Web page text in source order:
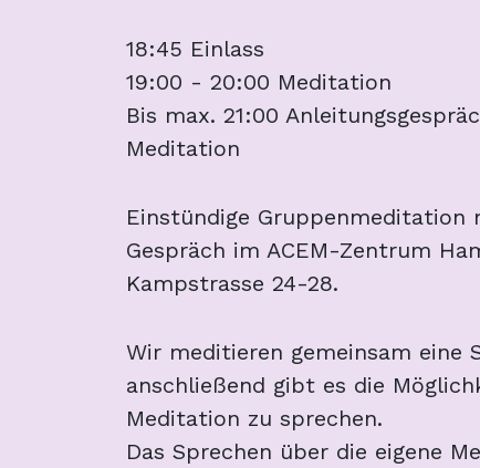
18:45 Einlass
19:00 - 20:00 Meditation
Bis max. 21:00
Meditation
Einstündige Gruppenmeditation
Gespräch im ACEM-Zentrum
Kampstrasse 24-28.
Wir meditieren gemeinsam eine
anschließend gibt es die
Meditation zu sprechen.
Das Sprechen über die eigene